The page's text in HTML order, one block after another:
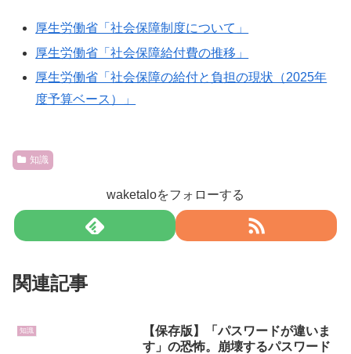
厚生労働省「社会保障制度について」
厚生労働省「社会保障給付費の推移」
厚生労働省「社会保障の給付と負担の現状（2025年
度予算ベース）」
知識
waketaloをフォローする
関連記事
知識
【保存版】「パスワードが違いま
す」の恐怖。崩壊するパスワード